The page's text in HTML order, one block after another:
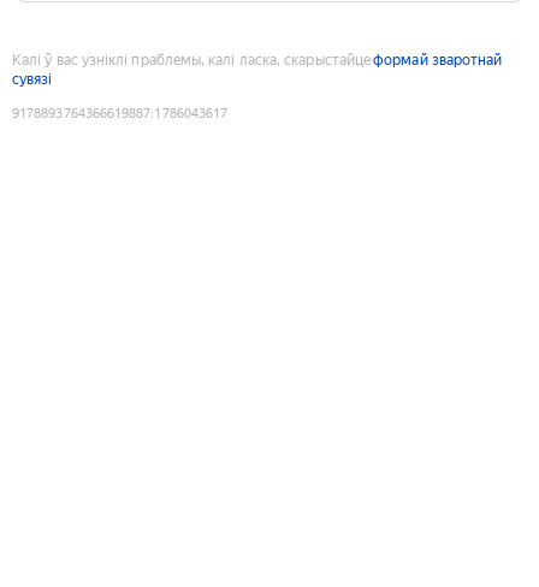
Калі ў вас узніклі праблемы, калі ласка, скарыстайцеформай зваротнай
сувязі
9178893764366619887:1786043617